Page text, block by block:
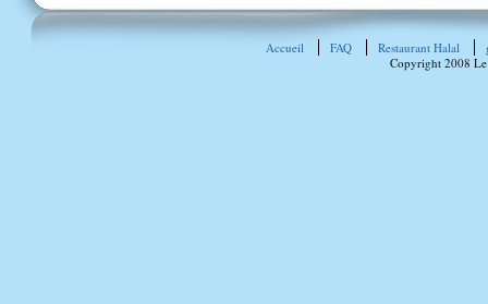
Accueil FAQ Restaurant Halal
Copyright 2008